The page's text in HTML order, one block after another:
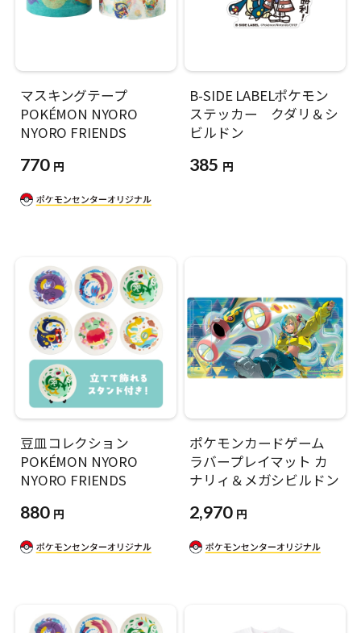
マスキングテープ
POKÉMON NYORO
NYORO FRIENDS
770 円
B-SIDE LABELポケモン
ステッカー クダリ＆シ
ビルドン
385 円
豆皿コレクション
POKÉMON NYORO
NYORO FRIENDS
880 円
ポケモンカードゲーム
ラバープレイマット カ
ナリィ＆メガシビルドン
2,970 円